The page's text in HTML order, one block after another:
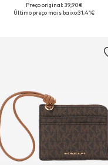
Tamanhos disponíveis: One Size
Preço original: 39,90€
Último preço mais baixo:31,41€